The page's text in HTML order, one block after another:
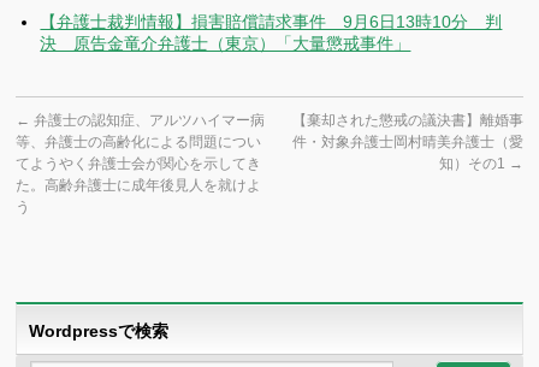
【弁護士裁判情報】損害賠償請求事件 9月6日13時10分 判
決 原告金竜介弁護士（東京）「大量懲戒事件」
← 弁護士の認知症、アルツハイマー病
等、弁護士の高齢化による問題につい
てようやく弁護士会が関心を示してき
た。高齢弁護士に成年後見人を就けよ
う
【棄却された懲戒の議決書】離婚事
件・対象弁護士岡村晴美弁護士（愛
知）その1 →
Wordpressで検索